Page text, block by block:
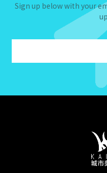
Sign up below with your